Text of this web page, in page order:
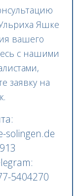
Яшке
вашего
с нашими
заявку на
solingen.de
5404270